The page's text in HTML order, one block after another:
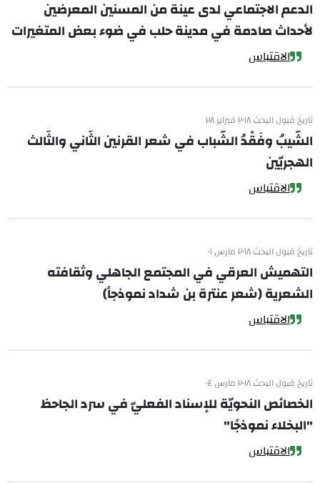
الدعم الاجتماعي لدى عينة من المسنين المعرضين
لأحداث صادمة في مدينة حلب في ضوء بعض المتغيرات
الاقتباس
تاريخ قبول البحث ٢٠١٨ فبراير ٢٨
الشّيبُ وفَقْدُ الشّباب في شعر القرنين الثّاني والثّالث
الهجريّين
الاقتباس
تاريخ قبول البحث ٢٠١٨ مارس ٠١
التهميش العرقي في المجتمع الجاهلي وثقافته
الشعرية (شعر عنترة بن شداد نموذجاً)
الاقتباس
تاريخ قبول البحث ٢٠١٨ مارس ٠٤
الخصائص النحويّة للإسناد الفعليّ في سرد الجاحظ
"البخلاء نموذجًا"
الاقتباس